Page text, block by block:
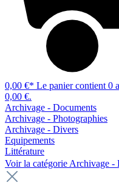
0,00 €* Le panier contient 0
0,00 €.
Archivage - Documents
Archivage - Photographies
Archivage - Divers
Equipements
Littérature
Voir la catégorie Archivage -